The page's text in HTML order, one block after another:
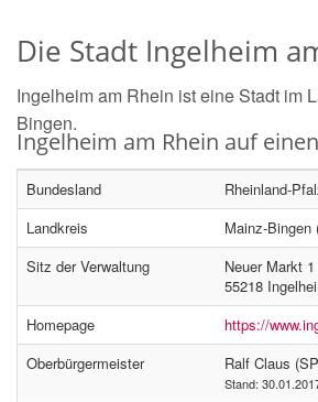
Die Stadt Ingelheim
Ingelheim am Rhein ist eine Stadt im
Bingen.
Ingelheim am Rhein auf
Bundesland
Rheinland-
Landkreis
Mainz-Bingen
Sitz der Verwaltung
Neuer Markt 1
55218
Homepage
https://
Oberbürgermeister
Ralf Claus
Stand: